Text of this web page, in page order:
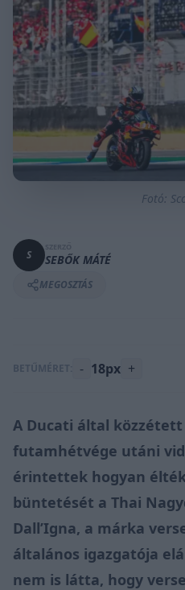
Fotó:
S SEBŐK MÁTÉ
MEGOSZTÁS
BETŰMÉRET: - 18px +
A Ducati által közzétett
futamhétvége utáni
érintettek hogyan
büntetését a Thai
Dall’Igna, a márka
általános igazgatója
nem is látta, hogy